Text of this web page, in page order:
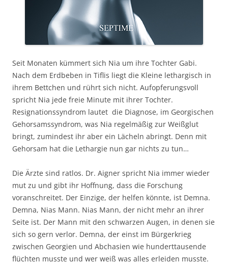
Seit Monaten kümmert sich Nia um ihre Tochter Gabi.
Nach dem Erdbeben in Tiflis liegt die Kleine lethargisch in
ihrem Bettchen und rührt sich nicht. Aufopferungsvoll
spricht Nia jede freie Minute mit ihrer Tochter.
Resignationssyndrom lautet die Diagnose, im Georgischen
Gehorsamssyndrom, was Nia regelmäßig zur Weißglut
bringt, zumindest ihr aber ein Lächeln abringt. Denn mit
Gehorsam hat die Lethargie nun gar nichts zu tun…
Die Ärzte sind ratlos. Dr. Aigner spricht Nia immer wieder
mut zu und gibt ihr Hoffnung, dass die Forschung
voranschreitet. Der Einzige, der helfen könnte, ist Demna.
Demna, Nias Mann. Nias Mann, der nicht mehr an ihrer
Seite ist. Der Mann mit den schwarzen Augen, in denen sie
sich so gern verlor. Demna, der einst im Bürgerkrieg
zwischen Georgien und Abchasien wie hunderttausende
flüchten musste und wer weiß was alles erleiden musste.